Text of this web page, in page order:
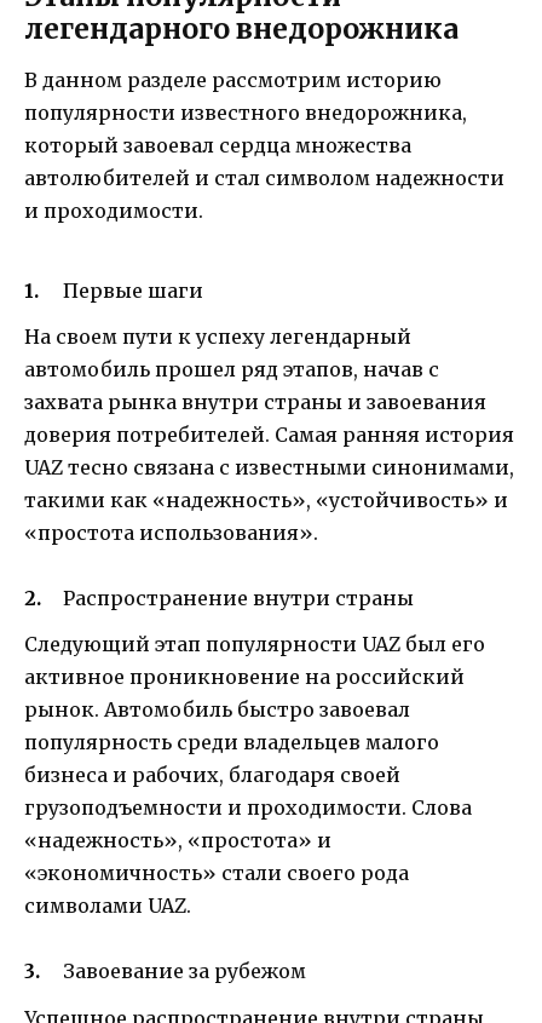
легендарного внедорожника
В данном разделе рассмотрим историю
популярности известного внедорожника,
который завоевал сердца множества
автолюбителей и стал символом надежности
и проходимости.
Первые шаги
На своем пути к успеху легендарный
автомобиль прошел ряд этапов, начав с
захвата рынка внутри страны и завоевания
доверия потребителей. Самая ранняя история
UAZ тесно связана с известными синонимами,
такими как «надежность», «устойчивость» и
«простота использования».
Распространение внутри страны
Следующий этап популярности UAZ был его
активное проникновение на российский
рынок. Автомобиль быстро завоевал
популярность среди владельцев малого
бизнеса и рабочих, благодаря своей
грузоподъемности и проходимости. Слова
«надежность», «простота» и
«экономичность» стали своего рода
символами UAZ.
Завоевание за рубежом
Успешное распространение внутри страны